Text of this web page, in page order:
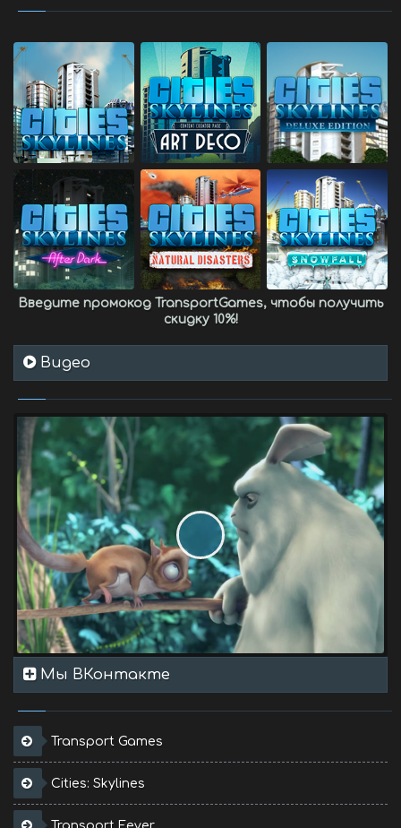
Введите промокод TransportGames, чтобы получить
скидку 10%!
Видео
Мы ВКонтакте
Transport Games
Cities: Skylines